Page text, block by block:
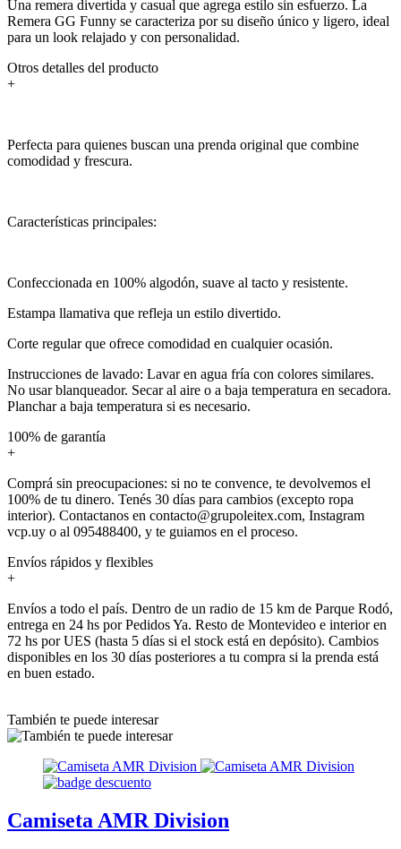
Una remera divertida y casual que agrega estilo sin esfuerzo. La
Remera GG Funny se caracteriza por su diseño único y ligero, ideal
para un look relajado y con personalidad.
Otros detalles del producto
+
Perfecta para quienes buscan una prenda original que combine
comodidad y frescura.
Características principales:
Confeccionada en 100% algodón, suave al tacto y resistente.
Estampa llamativa que refleja un estilo divertido.
Corte regular que ofrece comodidad en cualquier ocasión.
Instrucciones de lavado: Lavar en agua fría con colores similares.
No usar blanqueador. Secar al aire o a baja temperatura en secadora.
Planchar a baja temperatura si es necesario.
100% de garantía
+
Comprá sin preocupaciones: si no te convence, te devolvemos el
100% de tu dinero. Tenés 30 días para cambios (excepto ropa
interior). Contactanos en contacto@grupoleitex.com, Instagram
vcp.uy o al 095488400, y te guiamos en el proceso.
Envíos rápidos y flexibles
+
Envíos a todo el país. Dentro de un radio de 15 km de Parque Rodó,
entrega en 24 hs por Pedidos Ya. Resto de Montevideo e interior en
72 hs por UES (hasta 5 días si el stock está en depósito). Cambios
disponibles en los 30 días posteriores a tu compra si la prenda está
en buen estado.
También te puede interesar
Camiseta AMR Division